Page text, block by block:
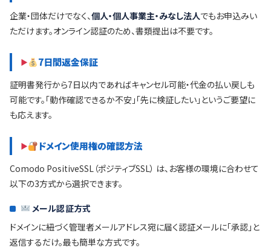
企業・団体だけでなく、個人・個人事業主・みなし法人でもお申込みい
ただけます。オンライン認証のため、書類提出は不要です。
7日間返金保証
証明書発行から7日以内であればキャンセル可能・代金の払い戻しも
可能です。「動作確認できるか不安」「先に検証したい」というご要望に
も応えます。
ドメイン使用権の確認方法
Comodo PositiveSSL（ポジティブSSL） は、お客様の環境に合わせて
以下の3方式から選択できます。
メール認証方式
ドメインに紐づく管理者メールアドレス宛に届く認証メールに「承認」と
返信するだけ。最も簡単な方式です。